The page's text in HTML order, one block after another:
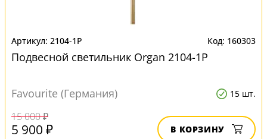
2104-1P 160303
Подвесной светильник Organ 2104-1P
Favourite (Германия) 15 шт.
15 000 ₽
5 900 ₽ В КОРЗИНУ